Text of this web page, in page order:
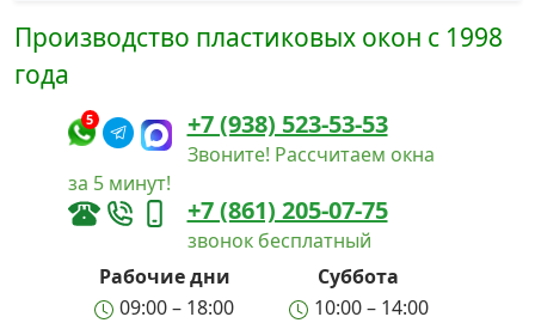
Производство пластиковых окон с 1998
года
5 +7 (938) 523-53-53
Звоните! Рассчитаем окна
за 5 минут!
+7 (861) 205-07-75
звонок бесплатный
Рабочие дни
Суббота
09:00 – 18:00
10:00 – 14:00